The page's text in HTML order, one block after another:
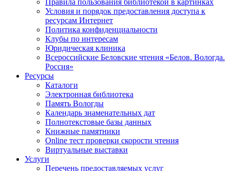
Правила пользования библиотекой в картинках
Условия и порядок предоставления доступа к
ресурсам Интернет
Политика конфиденциальности
Клубы по интересам
Юридическая клиника
Всероссийские Беловские чтения «Белов. Вологда.
Россия»
Ресурсы
Каталоги
Электронная библиотека
Память Вологды
Календарь знаменательных дат
Полнотекстовые базы данных
Книжные памятники
Online тест проверки скорости чтения
Виртуальные выставки
Услуги
Перечень предоставляемых услуг